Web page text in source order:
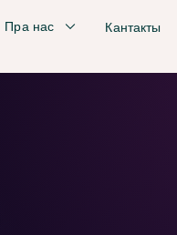
Пра нас
Кантакты